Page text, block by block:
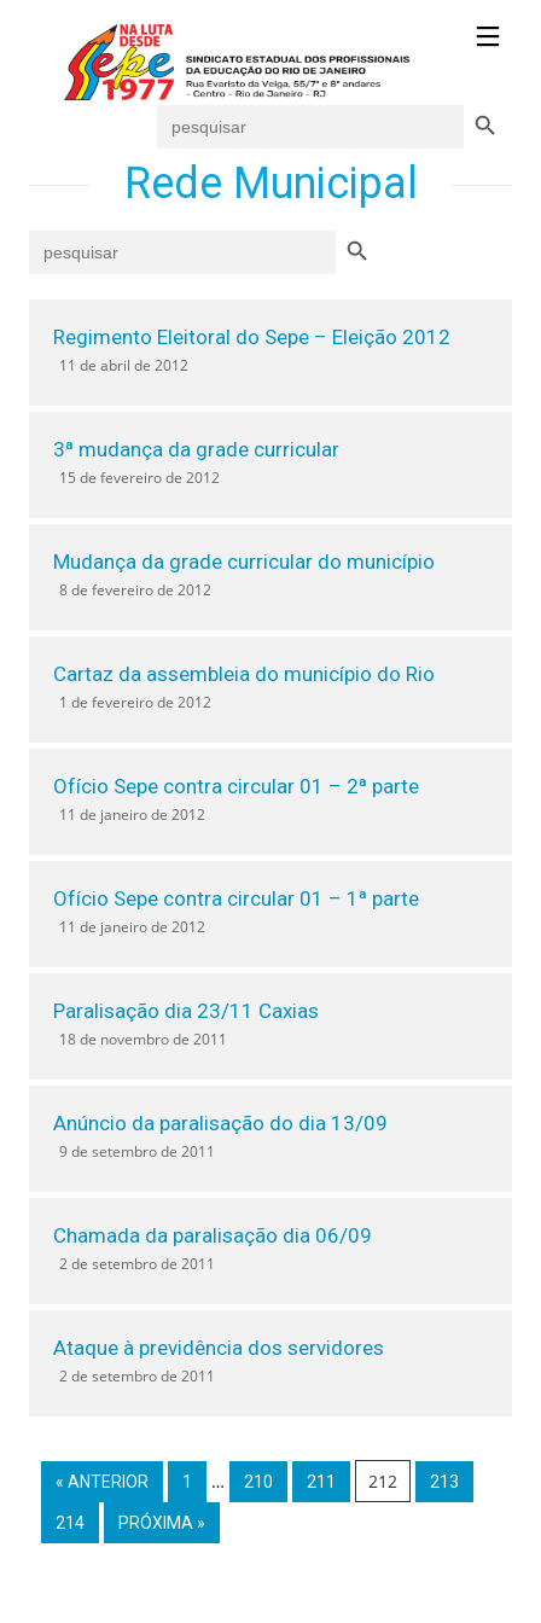
for:
Rede Municipal
for:
Regimento Eleitoral do Sepe – Eleição 2012
11 de abril de 2012
3ª mudança da grade curricular
15 de fevereiro de 2012
Mudança da grade curricular do município
8 de fevereiro de 2012
Cartaz da assembleia do município do Rio
1 de fevereiro de 2012
Ofício Sepe contra circular 01 – 2ª parte
11 de janeiro de 2012
Ofício Sepe contra circular 01 – 1ª parte
11 de janeiro de 2012
Paralisação dia 23/11 Caxias
18 de novembro de 2011
Anúncio da paralisação do dia 13/09
9 de setembro de 2011
Chamada da paralisação dia 06/09
2 de setembro de 2011
Ataque à previdência dos servidores
2 de setembro de 2011
« ANTERIOR 1 … 210 211 212 213
214 PRÓXIMA »